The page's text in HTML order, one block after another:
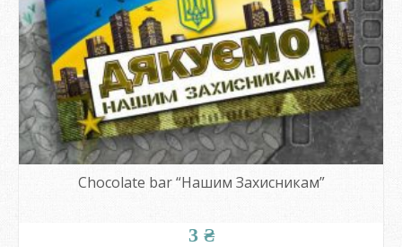
Chocolate bar “Нашим Захисникам”
3 ₴